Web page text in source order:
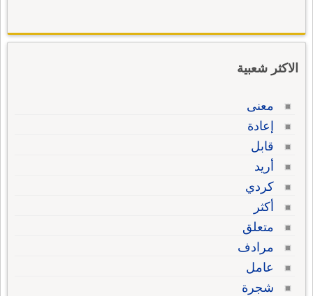
الاكثر شعبية
معنى
إعادة
قابل
أريد
كردي
أكثر
متعلق
مرادف
عامل
شجرة